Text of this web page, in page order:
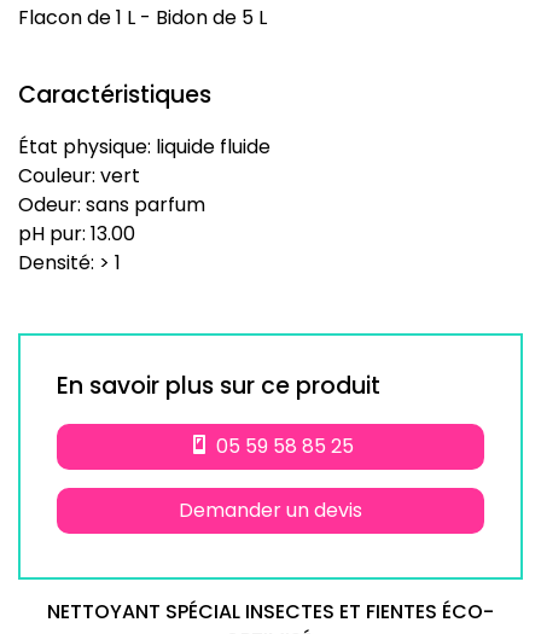
Flacon de 1 L - Bidon de 5 L
Caractéristiques
État physique: liquide fluide
Couleur: vert
Odeur: sans parfum
pH pur: 13.00
Densité: > 1
En savoir plus sur ce produit
05 59 58 85 25
Demander un devis
NETTOYANT SPÉCIAL INSECTES ET FIENTES ÉCO-